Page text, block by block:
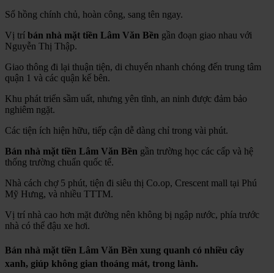
Sổ hồng chính chủ, hoàn công, sang tên ngay.
Vị trí bán nhà mặt tiền Lâm Văn Bền gần đoạn giao nhau với
Nguyễn Thị Thập.
Giao thông đi lại thuận tiện, di chuyển nhanh chóng đến trung tâm
quận 1 và các quận kế bên.
Khu phát triển sầm uất, nhưng yên tĩnh, an ninh được đảm bảo
nghiêm ngặt.
Các tiện ích hiện hữu, tiếp cận dễ dàng chỉ trong vài phút.
Bán nhà mặt tiền Lâm Văn Bền gần trường học các cấp và hệ
thống trường chuẩn quốc tế.
Nhà cách chợ 5 phút, tiện đi siêu thị Co.op, Crescent mall tại Phú
Mỹ Hưng, và nhiều TTTM.
Vị trí nhà cao hơn mặt đường nên không bị ngập nước, phía trước
nhà có thể đậu xe hơi.
Bán nhà mặt tiền Lâm Văn Bền xung quanh có nhiều cây
xanh, giúp không gian thoáng mát, trong lành.